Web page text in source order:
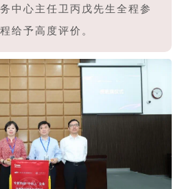
中心主任卫丙戊先生全程参
给予高度评价。